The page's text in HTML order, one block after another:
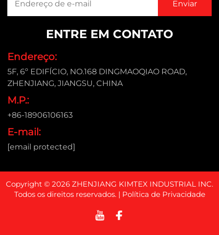
ENTRE EM CONTATO
Endereço:
5F, 6º EDIFÍCIO, NO.168 DINGMAOQIAO ROAD,
ZHENJIANG, JIANGSU, CHINA
M.P.:
+86-18906106163
E-mail:
[email protected]
Copyright © 2026 ZHENJIANG KIMTEX INDUSTRIAL INC.
Todos os direitos reservados. | Política de Privacidade